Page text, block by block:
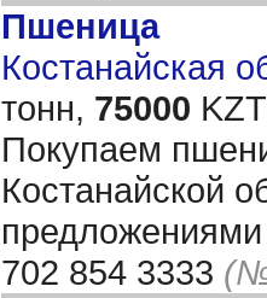
Пшеница
Костанайская
тонн, 75000
Покупаем
Костанайской
702 854 3333